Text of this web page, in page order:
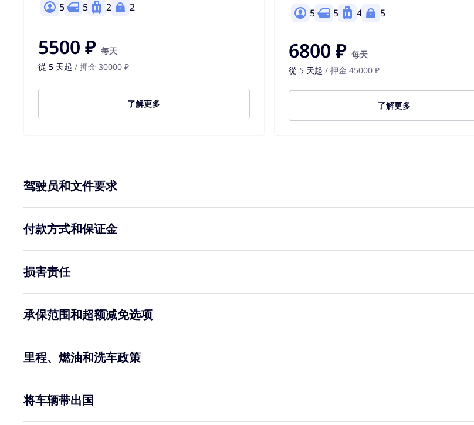
5 5 2 2
5500 ₽ 每天
從 5 天起 / 押金 30000 ₽
了解更多
5 5 4 5
6800 ₽ 每天
從 5 天起 / 押金 45000 ₽
了解更多
驾驶员和文件要求
付款方式和保证金
损害责任
承保范围和超额减免选项
里程、燃油和洗车政策
将车辆带出国